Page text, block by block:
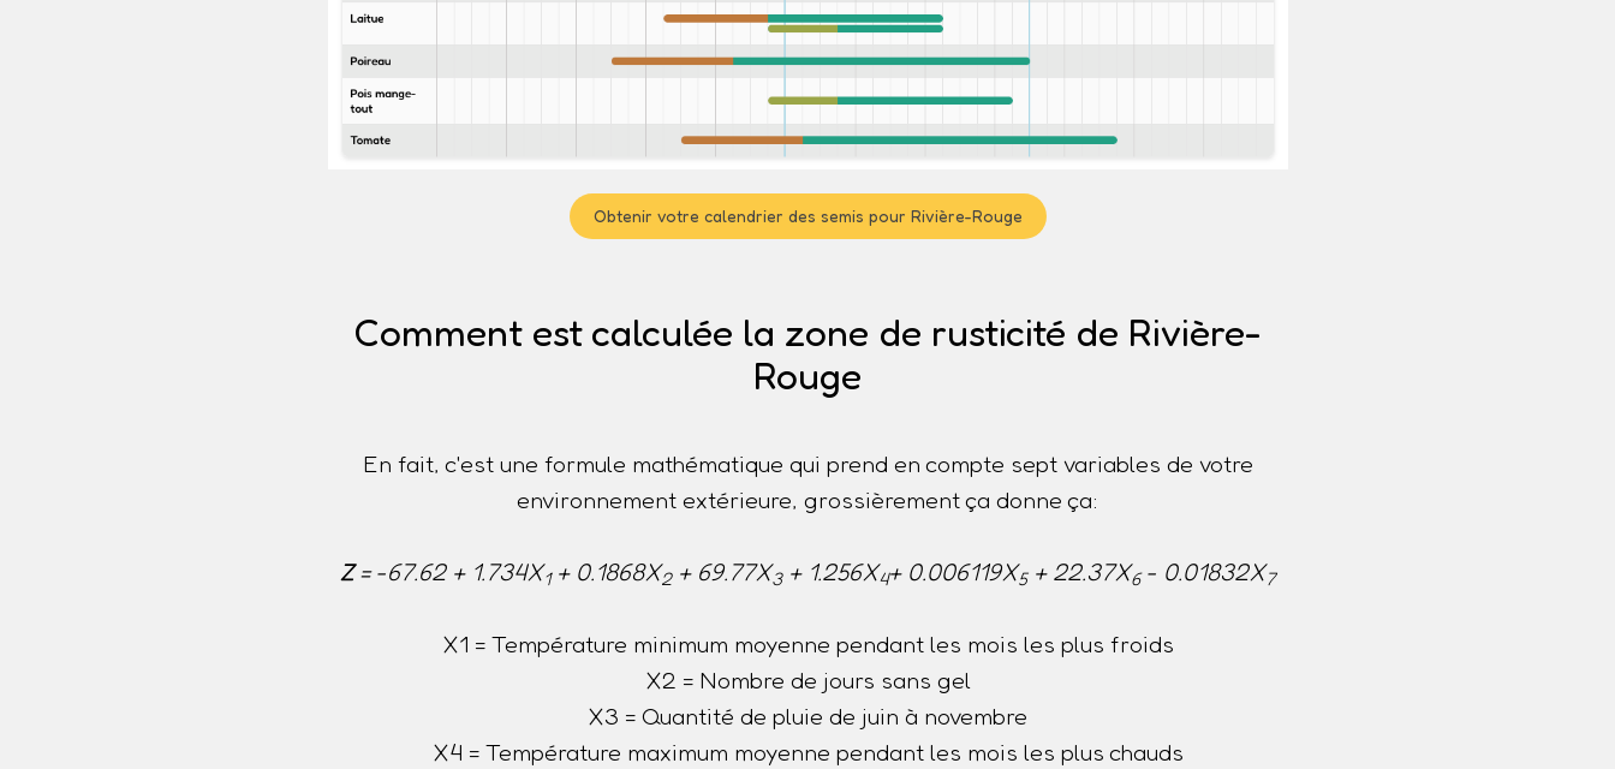
Obtenir votre calendrier des semis pour Rivière-Rouge
Comment est calculée la zone de rusticité de Rivière-
Rouge
En fait, c'est une formule mathématique qui prend en compte sept variables de votre
environnement extérieure, grossièrement ça donne ça:
Z= -67.62 + 1.734X1+ 0.1868X2+ 69.77X3+ 1.256X4+ 0.006119X5+ 22.37X6- 0.01832X7
X1 = Température minimum moyenne pendant les mois les plus froids
X2 = Nombre de jours sans gel
X3 = Quantité de pluie de juin à novembre
X4 = Température maximum moyenne pendant les mois les plus chauds